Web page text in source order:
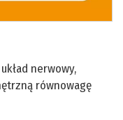
nerwowy,
równowagę